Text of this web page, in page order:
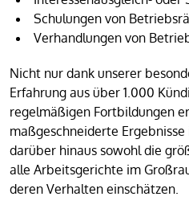
Schulungen von
Verhandlungen von
Nicht nur dank unserer
Erfahrung aus über 1.000
regelmäßigen Fortbildungen
maßgeschneiderte
darüber hinaus sowohl die
alle Arbeitsgerichte im
deren Verhalten einschätzen.